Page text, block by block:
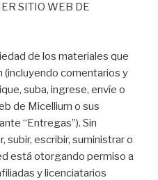
SITIO WEB DE
de los materiales que
(incluyendo comentarios y
suba, ingrese, envíe o
de Micellium o sus
“Entregas”). Sin
subir, escribir, suministrar o
está otorgando permiso a
y licenciatarios